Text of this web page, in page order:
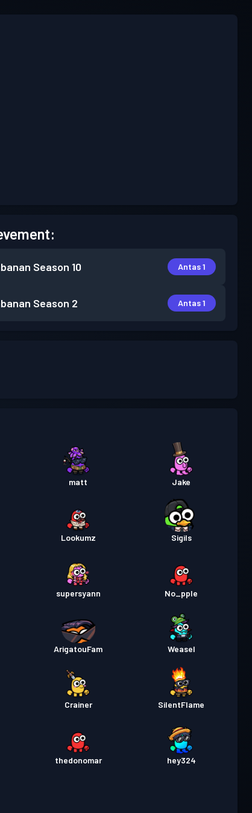
Season 10 Antas 1
Season 2 Antas 1
matt Jake
Lookumz Sigils
supersyann No_pple
ArigatouFam Weasel
Crainer SilentFlame
thedonomar hey324